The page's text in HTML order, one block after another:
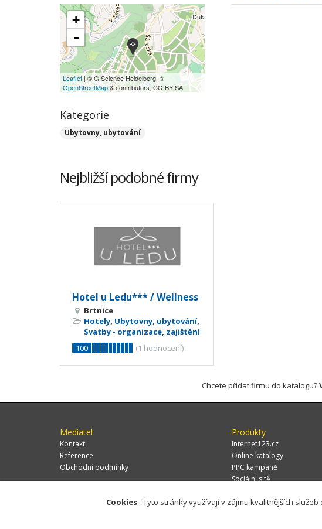
+
-
Leaflet| © GIScience Heidelberg, ©
OpenStreetMap& contributors, CC-BY-SA
Kategorie
Ubytovny, ubytování
Nejbližší podobné firmy
Hotel u Ledu*** / Wellness
Brtnice
Hotely, Ubytovny, ubytování,
Svatby - organizace, zajištění
100
(1 hodnocení)
Chcete přidat firmu do katalogu?
Mediatel
Kontakt
Reference
Obchodní podmínky
Produkty
Internet123.cz
Online katalogy
PPC kampaně
Sociální sítě
Za
Cookies- Tyto stránky využívají v zájmu kvalitnějších služeb